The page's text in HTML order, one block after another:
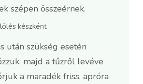
szépen összeérnek.
készként
után szükség esetén
majd a tűzről levéve
a maradék friss, apróra